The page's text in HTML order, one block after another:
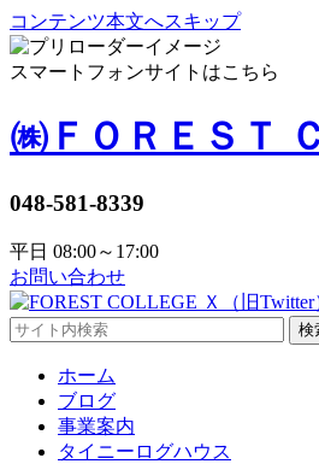
コンテンツ本文へスキップ
スマートフォンサイトはこちら
㈱ＦＯＲＥＳＴ
048-581-8339
平日 08:00～17:00
お問い合わせ
検
ホーム
ブログ
事業案内
タイニーログハウス